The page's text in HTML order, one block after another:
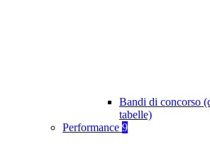
Bandi di concorso
tabelle)
Performance 9